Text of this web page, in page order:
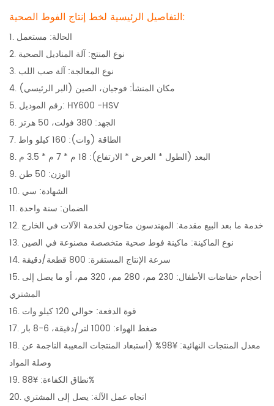
التفاصيل الرئيسية لخط إنتاج الفوط الصحية:
1. الحالة: مستعمل
2. نوع المنتج: آلة المناديل الصحية
3. نوع المعالجة: آلة صب اللب
4. مكان المنشأ: فوجيان، الصين (البر الرئيسي)
5. رقم الموديل: HY600 -HSV
6. الجهد: 380 فولت، 50 هرتز
7. الطاقة (وات): 160 كيلو واط
8. البعد (الطول * العرض * الارتفاع): 18 م * 7 م * 3.5 م
9. الوزن: 50 طن
10. الشهادة: سي
11. الضمان: سنة واحدة
12. خدمة ما بعد البيع مقدمة: المهندسون متاحون لخدمة الآلات في الخارج
13. نوع الماكينة: ماكينة فوط صحية متخصصة مصنوعة في الصين
14. سرعة الإنتاج المستقرة: 800 قطعة/دقيقة
15. أحجام حفاضات الأطفال: 230 مم، 280 مم، 320 مم، أو ما يصل إلى
المشتري
16. قوة الدفعة: حوالي 120 كيلو وات
17. ضغط الهواء: 1000 لتر/دقيقة، 6-8 بار
18. معدل المنتجات النهائية: ¥98% (استبعاد المنتجات المعيبة الناجمة عن
وصلة المواد
19. نطاق الكفاءة: ¥88%
20. اتجاه عمل الآلة: يصل إلى المشتري